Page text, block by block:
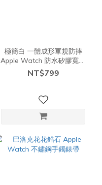
極簡白 一體成形軍規防摔
Apple Watch 防水矽膠寬版
錶帶
NT$799